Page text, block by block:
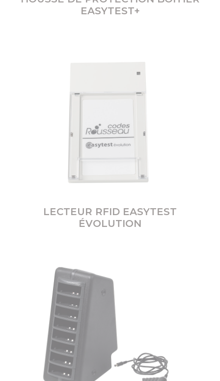
EASYTEST+
LECTEUR RFID EASYTEST
ÉVOLUTION